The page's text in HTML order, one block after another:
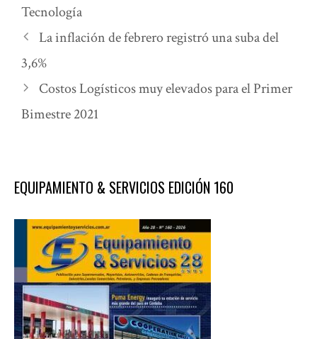
Tecnología
La inflación de febrero registró una suba del
3,6%
Costos Logísticos muy elevados para el Primer
Bimestre 2021
EQUIPAMIENTO & SERVICIOS EDICIÓN 160